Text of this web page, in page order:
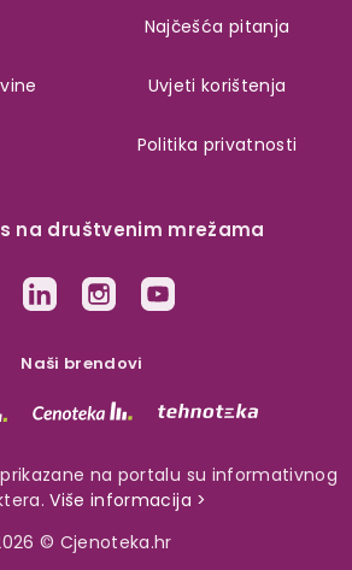
na društvenim mrežama
Naši brendovi
Najčešća pitanja
Uvjeti korištenja
Politika privatnosti
na portalu su informativnog
Više informacija >
© Cjenoteka.hr